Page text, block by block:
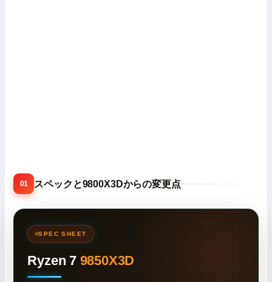
01 スペックと9800X3Dからの変更点
SPEC SHEET
Ryzen 7 9850X3D